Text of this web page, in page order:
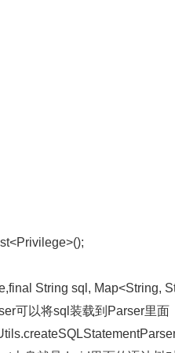
String sql, Map<String,
可以将sql装载到Parser里面